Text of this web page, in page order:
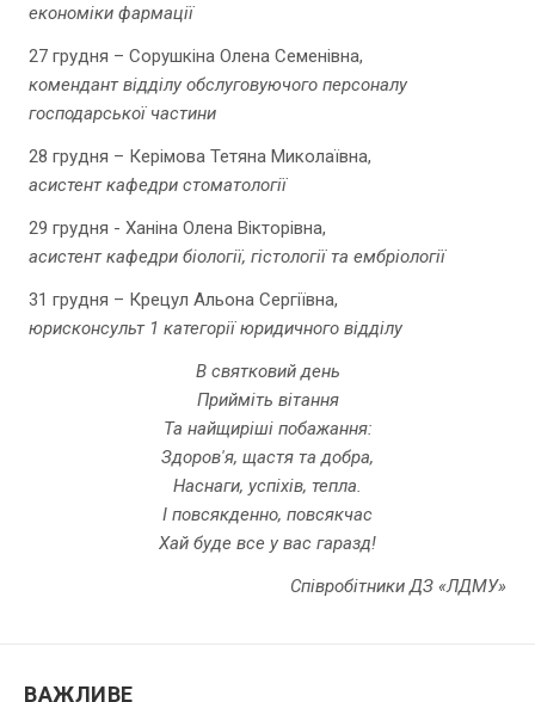
економіки фармації
27 грудня – Сорушкіна Олена Семенівна,
комендант відділу обслуговуючого персоналу
господарської частини
28 грудня – Керімова Тетяна Миколаївна,
асистент кафедри стоматології
29 грудня - Ханіна Олена Вікторівна,
асистент кафедри біології, гістології та ембріології
31 грудня – Крецул Альона Сергіївна,
юрисконсульт 1 категорії юридичного відділу
В святковий день
Прийміть вітання
Та найщиріші побажання:
Здоров'я, щастя та добра,
Наснаги, успіхів, тепла.
І повсякденно, повсякчас
Хай буде все у вас гаразд!
Співробітники ДЗ «ЛДМУ»
ВАЖЛИВЕ